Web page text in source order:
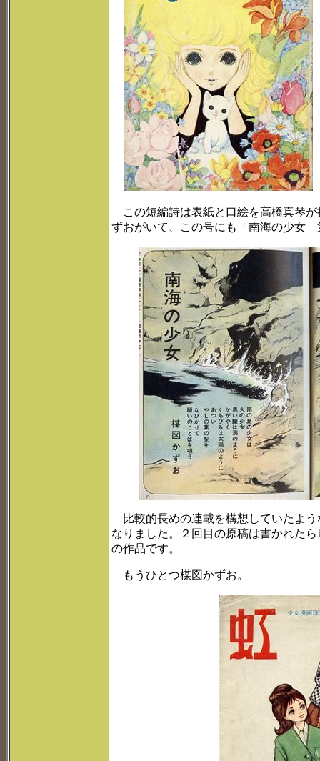
この短編詩は表紙と口絵を高橋真琴
ずおがいて、この号にも「南海の少女
比較的長めの連載を構想していたよ
なりました。２回目の原稿は書かれた
の作品です。
もうひとつ楳図かずお。